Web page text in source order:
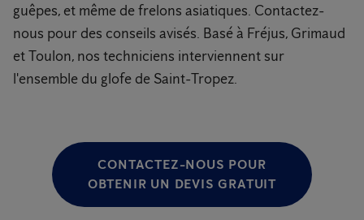
guêpes, et même de frelons asiatiques. Contactez-
nous pour des conseils avisés. Basé à Fréjus, Grimaud
et Toulon, nos techniciens interviennent sur
l'ensemble du glofe de Saint-Tropez.
CONTACTEZ-NOUS POUR
OBTENIR UN DEVIS GRATUIT